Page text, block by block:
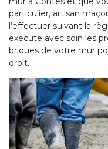
particulier, artisan
l’effectuer suivant la
exécute avec soin les
briques de votre mur
droit.